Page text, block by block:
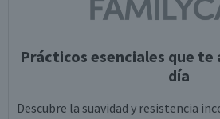
Prácticos esenciales que te
día
Descubre la suavidad y resistencia